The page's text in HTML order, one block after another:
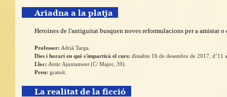
Ariadna a la platja
Heroïnes de l'antiguitat busquen noves reformulacions per a amistat
Professor: Adrià Targa
Dies i horari en què s'impartirà el curs: dissabte 16 de desembre de 2017, d’11
Lloc: Antic Ajuntament (C/ Major, 39).
Preu: gratuït.
La realitat de la ficció